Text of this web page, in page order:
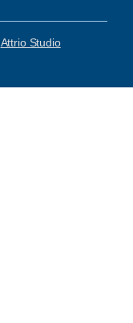
Attrio Studio